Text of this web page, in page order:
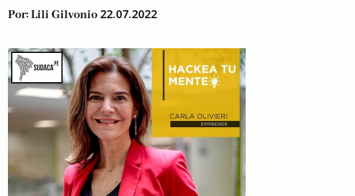
Por:Lili Gilvonio 22.07.2022